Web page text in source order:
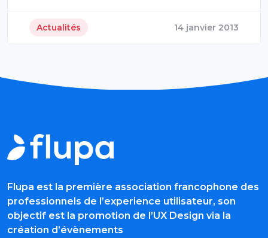
Actualités 14 janvier 2013
Flupa est la première association francophone des
professionnels de l’experience utilisateur, son
objectif est la promotion de l’UX Design via la
création d’évènements